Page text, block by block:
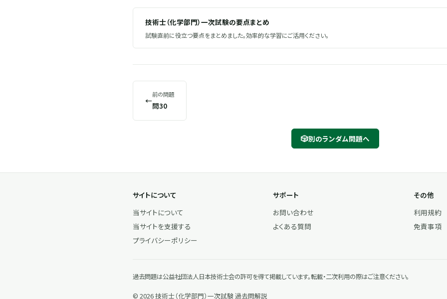
技術士（化学部門）一次試験の要点まとめ
試験直前に役立つ要点をまとめました。効率的な学習にご活用ください。
←
前の問題
問30
🎲別のランダム問題へ
サイトについて
当サイトについて
当サイトを支援する
プライバシーポリシー
サポート
お問い合わせ
よくある質問
その他
利用規約
免責事項
過去問題は公益社団法人日本技術士会の許可を得て掲載しています。転載・二次利用の際はご注意ください。
© 2026 技術士（化学部門）一次試験 過去問解説